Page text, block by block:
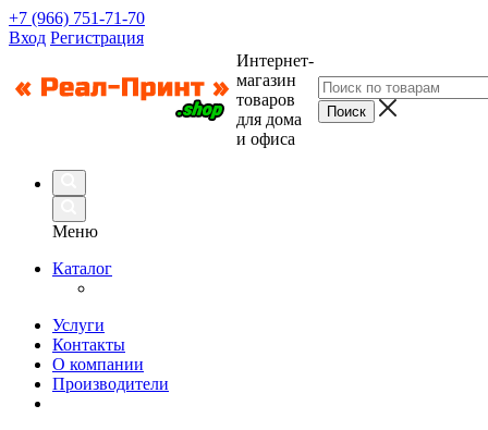
+7 (966) 751-71-70
Вход Регистрация
Интернет-
магазин
товаров
для дома
и офиса
Меню
Каталог
Услуги
Контакты
О компании
Производители